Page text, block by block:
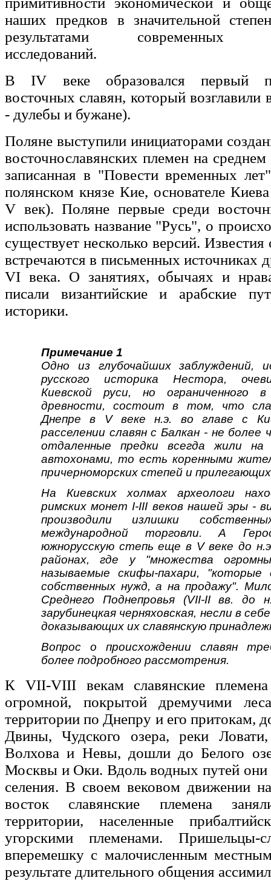
наших предков в значительной
результатами современных
исследований.
В IV веке образовался первый
восточных славян, который
- дулебы и бужане).
Поляне выступили инициаторами
восточнославянских племен на
записанная в "Повести временных
полянском князе Кие, основателе
V век). Поляне первые среди
использовать название "Русь", о
существует несколько версий. Известия
встречаются в письменных источниках
VI века. О занятиях, обычаях и
писали византийские и арабские
историки.
Примечание 1
Одно из глубочайших заблуждений,
русского историка Нестора,
Киевской руси, но ограниченного
древности, состоит в том, что
Днепре в V веке н.э. во главе с
расселении славян с Балкан - не
отдаленные предки всегда жили
автохонами, то есть коренными
причерноморских степей и
На Киевских холмах археологи
римских монет I-III веков нашей эры -
производили излишки
международной торговли. А
южнорусскую степь еще в V веке до
районах, где у "множества
называемые скифы-пахари,
собственных нужд, а на продажу".
Среднего Поднепровья (VII-II вв. до
зарубинецкая черняховская, несли в
доказывающих их славянскую
Вопрос о происхождении славян
более подробного рассмотрения.
К VII-VIII векам славянские племена
огромной, покрытой дремучими
территории по Днепру и его притокам,
Двины, Чудского озера, реки
Волхова и Невы, дошли до Белого
Москвы и Оки. Вдоль водных путей они
селения. В своем вековом движении
восток славянские племена
территории, населенные
угорскими племенами. Пришельцы-
вперемешку с малочисленным
результате длительного общения